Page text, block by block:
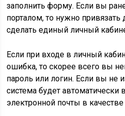
Личный кабинет мос.ру
возможности для